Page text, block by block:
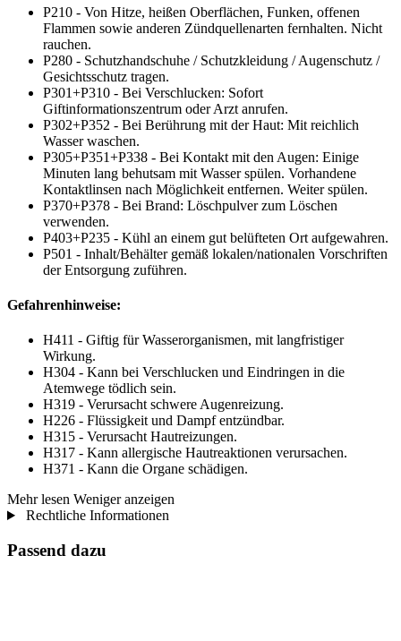
P210 - Von Hitze, heißen Oberflächen, Funken, offenen
Flammen sowie anderen Zündquellenarten fernhalten. Nicht
rauchen.
P280 - Schutzhandschuhe / Schutzkleidung / Augenschutz /
Gesichtsschutz tragen.
P301+P310 - Bei Verschlucken: Sofort
Giftinformationszentrum oder Arzt anrufen.
P302+P352 - Bei Berührung mit der Haut: Mit reichlich
Wasser waschen.
P305+P351+P338 - Bei Kontakt mit den Augen: Einige
Minuten lang behutsam mit Wasser spülen. Vorhandene
Kontaktlinsen nach Möglichkeit entfernen. Weiter spülen.
P370+P378 - Bei Brand: Löschpulver zum Löschen
verwenden.
P403+P235 - Kühl an einem gut belüfteten Ort aufgewahren.
P501 - Inhalt/Behälter gemäß lokalen/nationalen Vorschriften
der Entsorgung zuführen.
Gefahrenhinweise:
H411 - Giftig für Wasserorganismen, mit langfristiger
Wirkung.
H304 - Kann bei Verschlucken und Eindringen in die
Atemwege tödlich sein.
H319 - Verursacht schwere Augenreizung.
H226 - Flüssigkeit und Dampf entzündbar.
H315 - Verursacht Hautreizungen.
H317 - Kann allergische Hautreaktionen verursachen.
H371 - Kann die Organe schädigen.
Mehr lesen Weniger anzeigen
Rechtliche Informationen
Passend dazu